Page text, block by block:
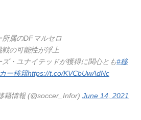
所属のDFマルセロ
戦の可能性が浮上
ズ・ユナイテッドが獲得に関心とも#移
ー移籍https://t.co/KVCbUwAdNc
籍情報 (@soccer_Infor) June 14, 2021